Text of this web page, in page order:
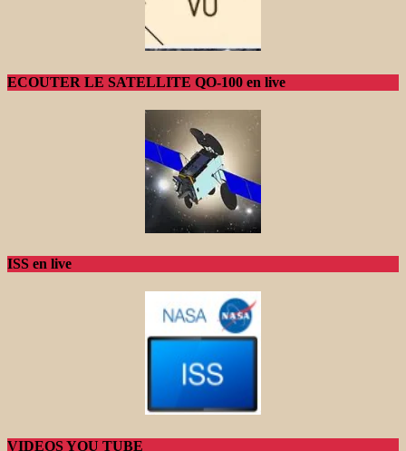
ECOUTER LE SATELLITE QO-100 en live
ISS en live
VIDEOS YOU TUBE